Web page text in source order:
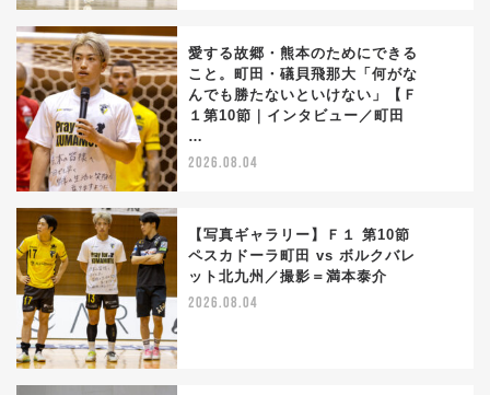
愛する故郷・熊本のためにできる
こと。町田・礒貝飛那大「何がな
んでも勝たないといけない」【Ｆ
１第10節｜インタビュー／町田
…
2026.08.04
【写真ギャラリー】Ｆ１ 第10節
ペスカドーラ町田 vs ボルクバレ
ット北九州／撮影＝満本泰介
2026.08.04